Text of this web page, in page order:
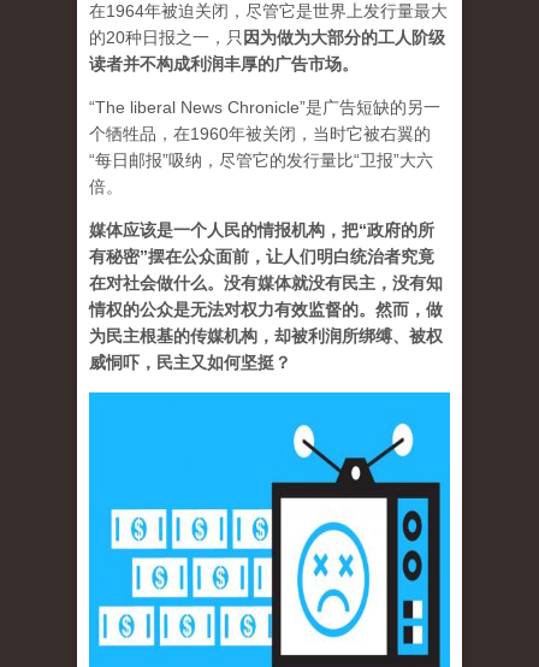
在1964年被迫关闭，尽管它是世界上发行量最大
的20种日报之一， 只 因为做为大部分的工人阶级
读者并不构成利润丰厚的广告市场。
“The liberal News Chronicle”是广告短缺的另一
个牺牲品，在1960年被关闭，当时它被右翼的
“每日邮报”吸纳，尽管它的发行量比“卫报”大六
倍。
媒体应该是一个人民的情报机构，把“政府的所
有秘密”摆在公众面前，让人们明白统治者究竟
在对社会做什么。没有媒体就没有民主，没有知
情权的公众是无法对权力有效监督的。然而，做
为民主根基的传媒机构，却被利润所绑缚、被权
威恫吓，民主又如何坚挺？